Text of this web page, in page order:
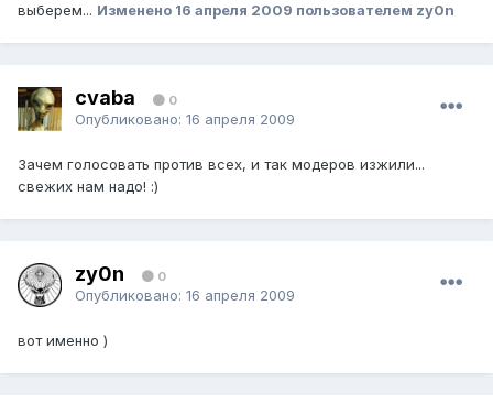
выберем... Изменено 16 апреля 2009 пользователем zy0n
cvaba 0
Опубликовано: 16 апреля 2009
Зачем голосовать против всех, и так модеров изжили...
свежих нам надо! :)
zy0n 0
Опубликовано: 16 апреля 2009
вот именно )